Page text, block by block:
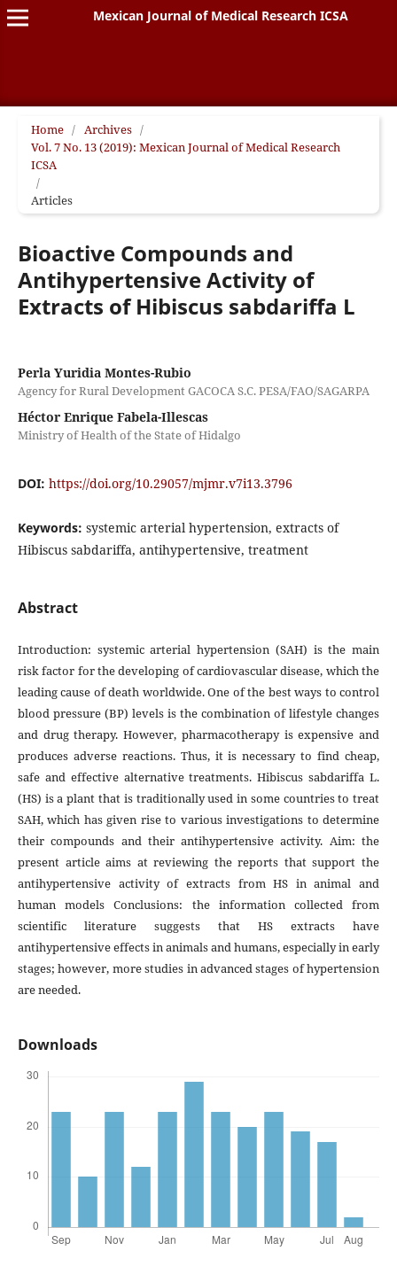
Mexican Journal of Medical Research ICSA
Home / Archives /
Vol. 7 No. 13 (2019): Mexican Journal of Medical Research
ICSA
/
Articles
Bioactive Compounds and
Antihypertensive Activity of
Extracts of Hibiscus sabdariffa L
Perla Yuridia Montes-Rubio
Agency for Rural Development GACOCA S.C. PESA/FAO/SAGARPA
Héctor Enrique Fabela-Illescas
Ministry of Health of the State of Hidalgo
DOI: https://doi.org/10.29057/mjmr.v7i13.3796
Keywords: systemic arterial hypertension, extracts of
Hibiscus sabdariffa, antihypertensive, treatment
Abstract
Introduction: systemic arterial hypertension (SAH) is the main
risk factor for the developing of cardiovascular disease, which the
leading cause of death worldwide. One of the best ways to control
blood pressure (BP) levels is the combination of lifestyle changes
and drug therapy. However, pharmacotherapy is expensive and
produces adverse reactions. Thus, it is necessary to find cheap,
safe and effective alternative treatments. Hibiscus sabdariffa L.
(HS) is a plant that is traditionally used in some countries to treat
SAH, which has given rise to various investigations to determine
their compounds and their antihypertensive activity. Aim: the
present article aims at reviewing the reports that support the
antihypertensive activity of extracts from HS in animal and
human models Conclusions: the information collected from
scientific literature suggests that HS extracts have
antihypertensive effects in animals and humans, especially in early
stages; however, more studies in advanced stages of hypertension
are needed.
Downloads